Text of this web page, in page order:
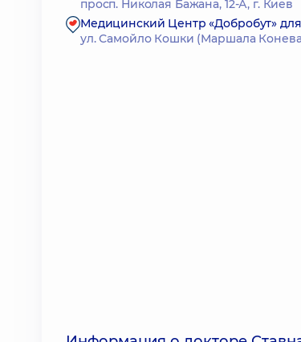
просп. Николая Бажана, 12-А, г. Киев
Медицинский Центр «Добробут»
ул. Самойло Кошки (Маршала